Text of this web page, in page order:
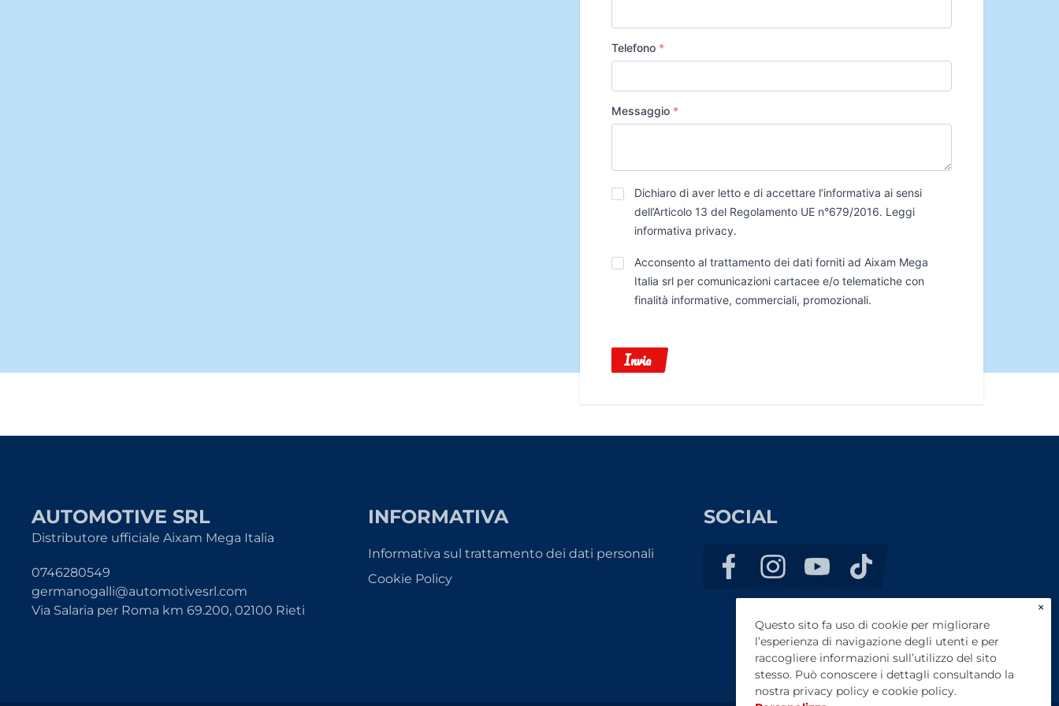
Telefono *
Messaggio *
Privacy*
Dichiaro di aver letto e di accettare l’informativa ai sensi
dell’Articolo 13 del Regolamento UE n°679/2016. Leggi
informativa privacy.
Trattamento
Dati
Acconsento al trattamento dei dati forniti ad Aixam Mega
Italia srl per comunicazioni cartacee e/o telematiche con
finalità informative, commerciali, promozionali.
Invia
AUTOMOTIVE SRL
Distributore ufficiale Aixam Mega Italia
0746280549
germanogalli@automotivesrl.com
Via Salaria per Roma km 69.200, 02100 Rieti
INFORMATIVA
Informativa sul trattamento dei dati personali
Cookie Policy
SOCIAL
×
Questo sito fa uso di cookie per migliorare
l’esperienza di navigazione degli utenti e per
raccogliere informazioni sull’utilizzo del sito
stesso. Può conoscere i dettagli consultando la
nostra privacy policy e cookie policy.